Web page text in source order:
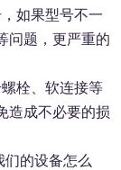
如果型号不一
问题，更严重的
栓、软连接等
造成不必要的损
的设备怎么